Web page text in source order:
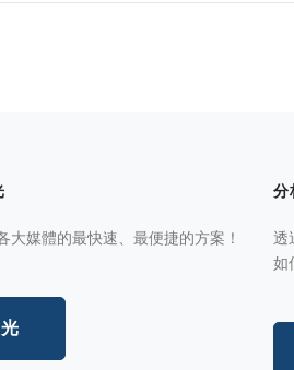
大媒體的最快速、最便捷的方案！
分
透
如